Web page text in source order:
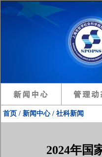
首页 / 新闻中心 / 社科新闻
2024年国